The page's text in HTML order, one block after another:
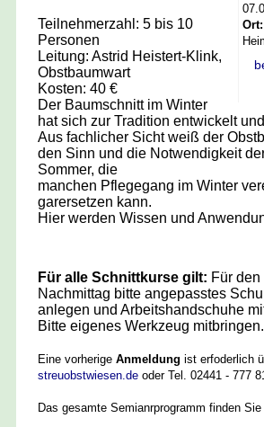
Ort:
Teilnehmerzahl: 5 bis 10
Personen
Leitung: Astrid Heistert-Klink,
Obstbaumwart
Kosten: 40 €
Der Baumschnitt im Winter
hat sich zur Tradition entwickelt
Aus fachlicher Sicht weiß der
den Sinn und die Notwendigkeit
Sommer, die
manchen Pflegegang im Winter
garersetzen kann.
Hier werden Wissen und
Für alle Schnittkurse gilt: Für
Nachmittag bitte angepasstes
anlegen und Arbeitshandschuhe
Bitte eigenes Werkzeug mitbringen.
Eine vorherige Anmeldung ist erfoderlich
streuobstwiesen.de oder Tel. 02441 - 777
Das gesamte Semianrprogramm finden Sie